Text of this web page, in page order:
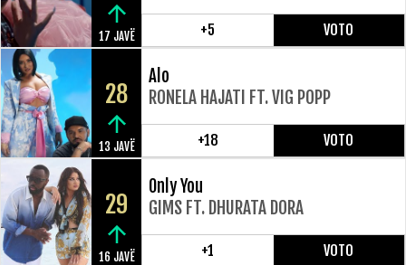
17 JAVË +5 VOTO
28
13 JAVË
Alo
RONELA HAJATI FT. VIG POPP
+18 VOTO
29
16 JAVË
Only You
GIMS FT. DHURATA DORA
+1 VOTO